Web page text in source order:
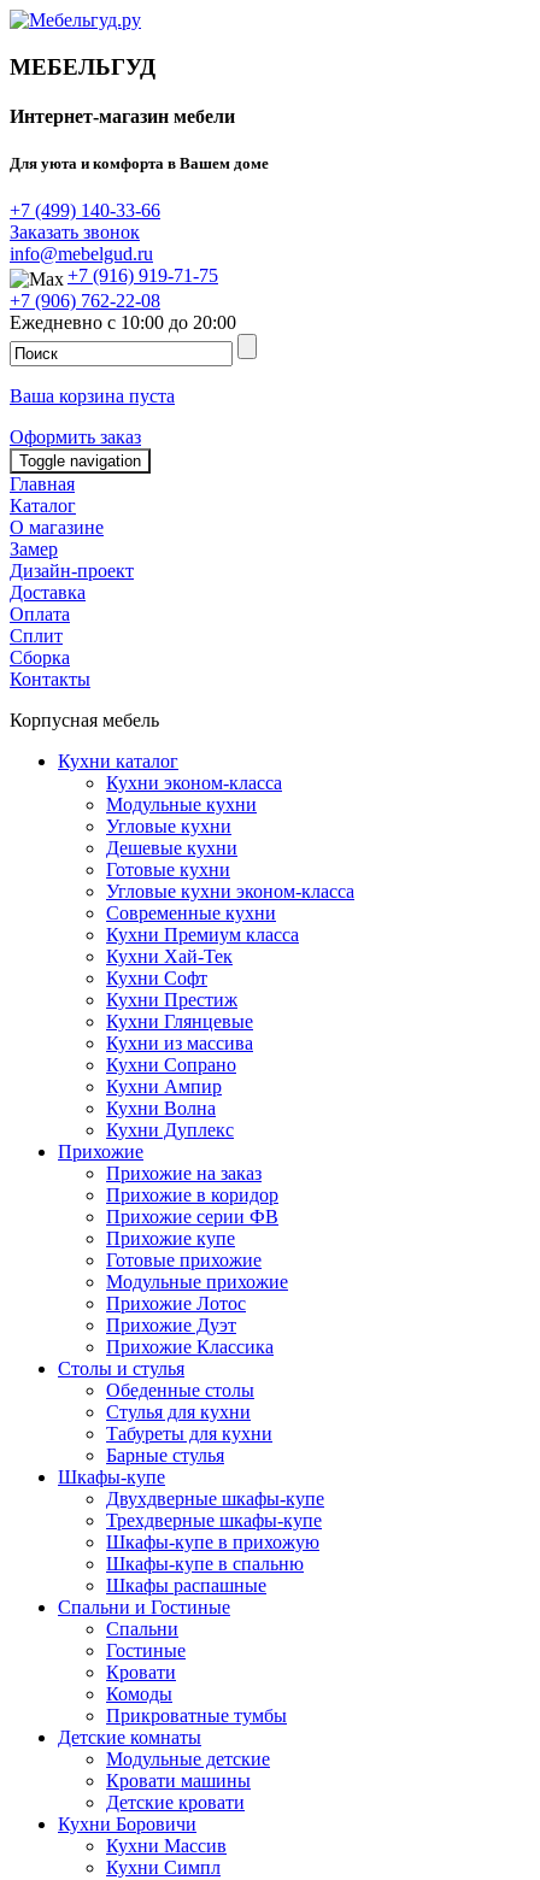
МЕБЕЛЬГУД
Интернет-магазин мебели
Для уюта и комфорта в Вашем доме
+7 (499) 140-33-66
Заказать звонок
info@mebelgud.ru
+7 (916) 919-71-75
+7 (906) 762-22-08
Ежедневно с 10:00 до 20:00
Ваша корзина пуста
Оформить заказ
Toggle navigation
Главная
Каталог
О магазине
Замер
Дизайн-проект
Доставка
Оплата
Сплит
Сборка
Контакты
Корпусная мебель
Кухни каталог
Кухни эконом-класса
Модульные кухни
Угловые кухни
Дешевые кухни
Готовые кухни
Угловые кухни эконом-класса
Современные кухни
Кухни Премиум класса
Кухни Хай-Тек
Кухни Софт
Кухни Престиж
Кухни Глянцевые
Кухни из массива
Кухни Сопрано
Кухни Ампир
Кухни Волна
Кухни Дуплекс
Прихожие
Прихожие на заказ
Прихожие в коридор
Прихожие серии ФВ
Прихожие купе
Готовые прихожие
Модульные прихожие
Прихожие Лотос
Прихожие Дуэт
Прихожие Классика
Столы и стулья
Обеденные столы
Стулья для кухни
Табуреты для кухни
Барные стулья
Шкафы-купе
Двухдверные шкафы-купе
Трехдверные шкафы-купе
Шкафы-купе в прихожую
Шкафы-купе в спальню
Шкафы распашные
Спальни и Гостиные
Спальни
Гостиные
Кровати
Комоды
Прикроватные тумбы
Детские комнаты
Модульные детские
Кровати машины
Детские кровати
Кухни Боровичи
Кухни Массив
Кухни Симпл